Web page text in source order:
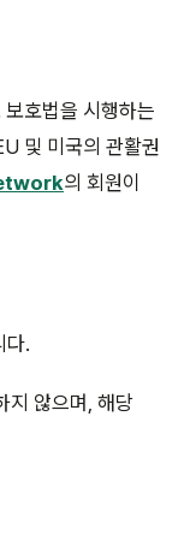
호법을 시행하는
및 미국의 관활권
의 회원이
다.
지 않으며, 해당